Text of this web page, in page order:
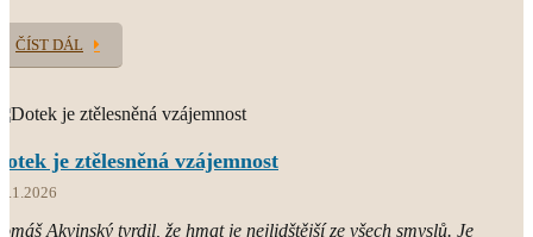
ČÍST DÁL
je ztělesněná vzájemnost
Akvinský tvrdil, že hmat je nejlidštější ze všech smyslů. Je